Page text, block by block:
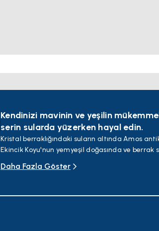
Kendinizi mavinin ve yeşilin
serin sularda yüzerken hayal edin.
Kristal berraklığındaki suların altında Amos
Ekincik Koyu'nun yemyeşil doğasında ve berrak
yolculuğuna çıkın.
Köyceğiz'de çam ormanları ve narenciye
başlangıç noktasıdır. Yolculuğunuzun başında
Daha Fazla Göster